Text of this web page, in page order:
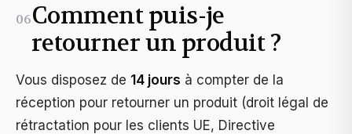
06Comment puis-je
retourner un produit ?
Vous disposez de 14 jours à compter de la
réception pour retourner un produit (droit légal de
rétractation pour les clients UE, Directive